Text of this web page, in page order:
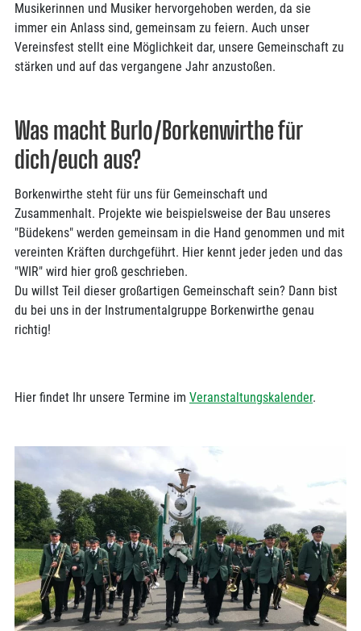
Musikerinnen und Musiker hervorgehoben werden, da sie
immer ein Anlass sind, gemeinsam zu feiern. Auch unser
Vereinsfest stellt eine Möglichkeit dar, unsere Gemeinschaft zu
stärken und auf das vergangene Jahr anzustoßen.
Was macht Burlo/Borkenwirthe für
dich/euch aus?
Borkenwirthe steht für uns für Gemeinschaft und
Zusammenhalt. Projekte wie beispielsweise der Bau unseres
"Büdekens" werden gemeinsam in die Hand genommen und mit
vereinten Kräften durchgeführt. Hier kennt jeder jeden und das
"WIR" wird hier groß geschrieben.
Du willst Teil dieser großartigen Gemeinschaft sein? Dann bist
du bei uns in der Instrumentalgruppe Borkenwirthe genau
richtig!
Hier findet Ihr unsere Termine im Veranstaltungskalender.